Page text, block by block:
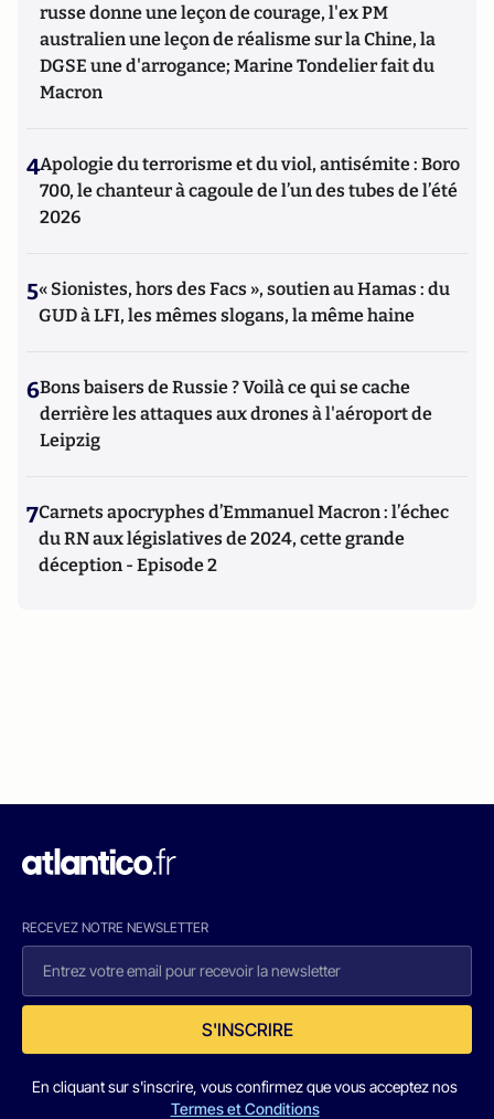
russe donne une leçon de courage, l'ex PM
australien une leçon de réalisme sur la Chine, la
DGSE une d'arrogance; Marine Tondelier fait du
Macron
4Apologie du terrorisme et du viol, antisémite : Boro
700, le chanteur à cagoule de l’un des tubes de l’été
2026
5« Sionistes, hors des Facs », soutien au Hamas : du
GUD à LFI, les mêmes slogans, la même haine
6Bons baisers de Russie ? Voilà ce qui se cache
derrière les attaques aux drones à l'aéroport de
Leipzig
7Carnets apocryphes d’Emmanuel Macron : l’échec
du RN aux législatives de 2024, cette grande
déception - Episode 2
RECEVEZ NOTRE NEWSLETTER
S'INSCRIRE
En cliquant sur s'inscrire, vous confirmez que vous acceptez nos
Termes et Conditions